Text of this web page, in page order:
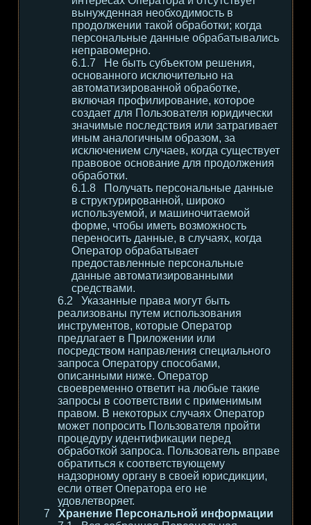
вынужденная необходимость в
продолжении такой обработки; когда
персональные данные обрабатывались
неправомерно.
Не быть субъектом решения,
основанного исключительно на
автоматизированной обработке,
включая профилирование, которое
создает для Пользователя юридически
значимые последствия или затрагивает
иным аналогичным образом, за
исключением случаев, когда существует
правовое основание для продолжения
обработки.
Получать персональные данные
в структурированной, широко
используемой, и машиночитаемой
форме, чтобы иметь возможность
переносить данные, в случаях, когда
Оператор обрабатывает
предоставленные персональные
данные автоматизированными
средствами.
Указанные права могут быть
реализованы путем использования
инструментов, которые Оператор
предлагает в Приложении или
посредством направления специального
запроса Оператору способами,
описанными ниже. Оператор
своевременно ответит на любые такие
запросы в соответствии с применимым
правом. В некоторых случаях Оператор
может попросить Пользователя пройти
процедуру идентификации перед
обработкой запроса. Пользователь вправе
обратиться к соответствующему
надзорному органу в своей юрисдикции,
если ответ Оператора его не
удовлетворяет.
Хранение Персональной информации